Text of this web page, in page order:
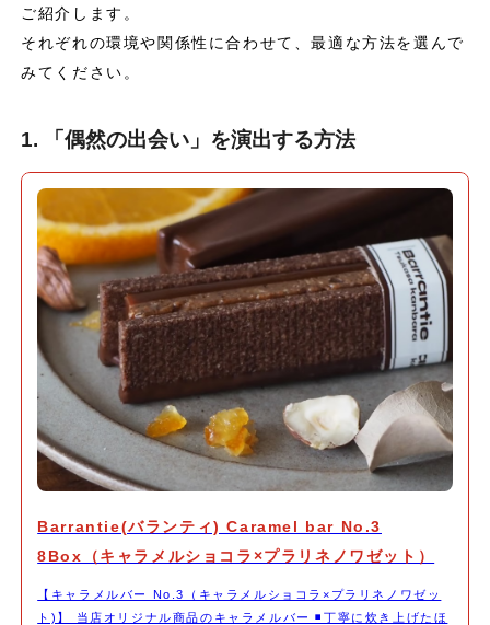
ご紹介します。
それぞれの環境や関係性に合わせて、最適な方法を選んで
みてください。
1. 「偶然の出会い」を演出する方法
Barrantie(バランティ) Caramel bar No.3
8Box（キャラメルショコラ×プラリネノワゼット）
【キャラメルバー No.3（キャラメルショコラ×プラリネノワゼッ
ト)】 当店オリジナル商品のキャラメルバー ◾️丁寧に炊き上げたほ